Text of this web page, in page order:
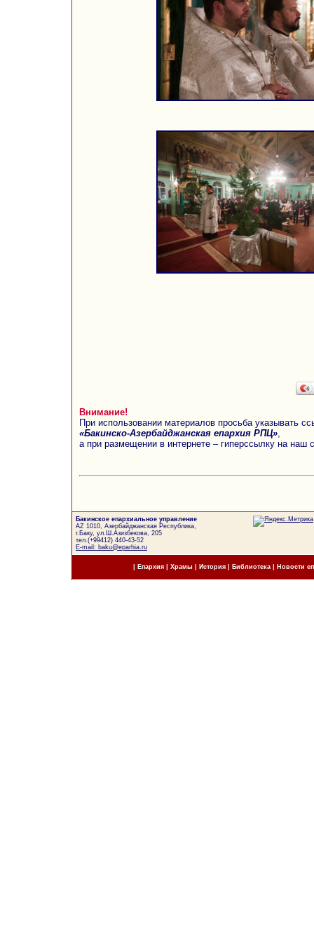
Внимание!
При использовании материалов просьба указывать
«Бакинско-Азербайджанская епархия РПЦ»
а при размещении в интернете – гиперссылку на наш
Бакинское епархиальное управление
AZ 1010, Азербайджанская Республика,
г.Баку, ул.Ш.Азизбекова, 205
тел.(+99412) 440-43-52
E-mail: baku@eparhia.ru
Епархия| Храмы История| Библиотека Новости